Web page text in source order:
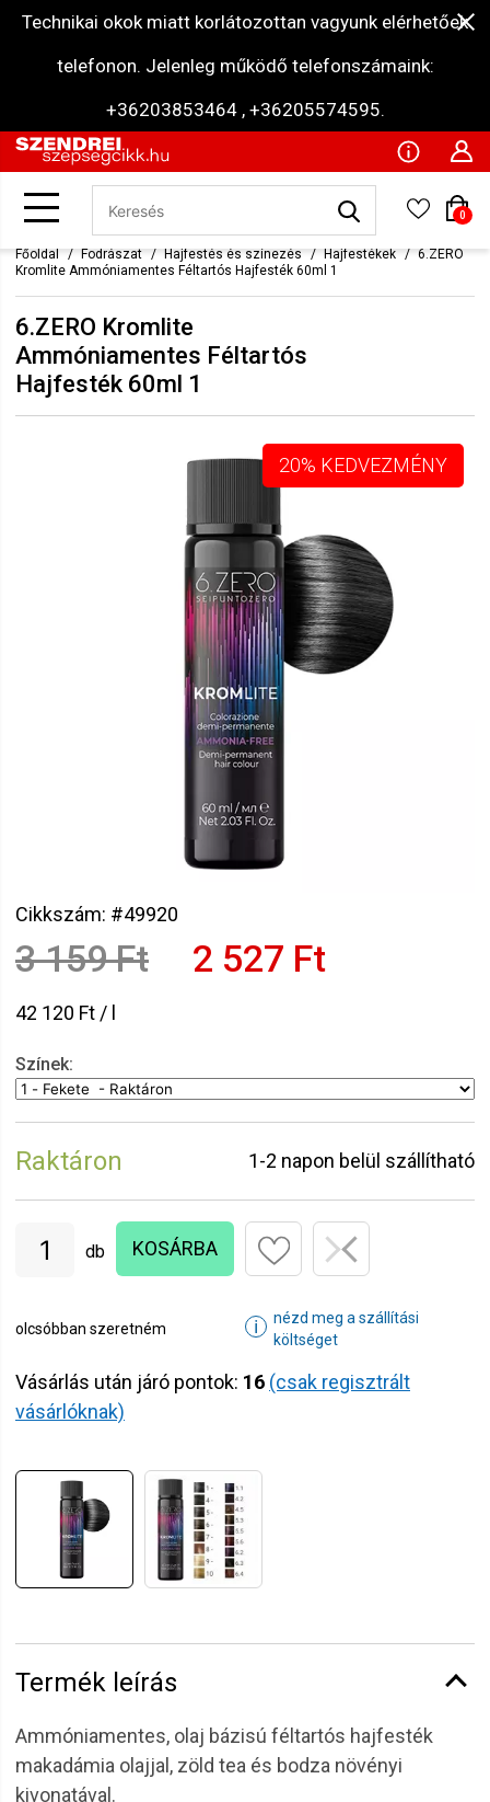
Technikai okok miatt korlátozottan vagyunk elérhetőek
telefonon. Jelenleg működő telefonszámaink:
+36203853464 , +36205574595.
0
Főoldal Fodrászat Hajfestés és színezés Hajfestékek
6.ZERO
Kromlite Ammóniamentes Féltartós Hajfesték 60ml 1
6.ZERO Kromlite
Ammóniamentes Féltartós
Hajfesték 60ml 1
20% KEDVEZMÉNY
Cikkszám: #49920
3 159 Ft 2 527 Ft
42 120 Ft / l
Színek:
Raktáron 1-2 napon belül szállítható
db KOSÁRBA
olcsóbban szeretném ℹ
nézd meg a szállítási
költséget
Vásárlás után járó pontok: 16 (csak regisztrált
vásárlóknak)
Termék leírás
Ammóniamentes, olaj bázisú féltartós hajfesték
makadámia olajjal, zöld tea és bodza növényi
kivonatával.